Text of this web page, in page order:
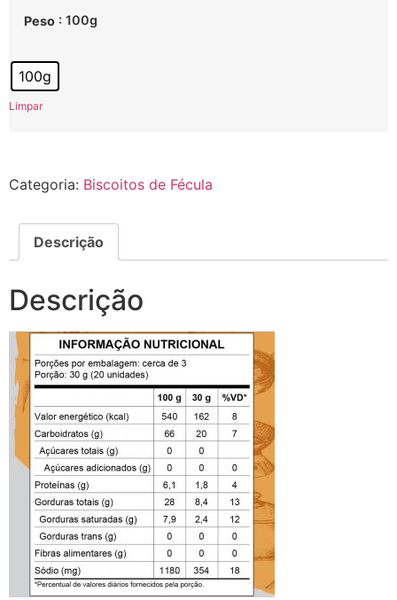
Peso : 100g
100g
Limpar
Categoria: Biscoitos de Fécula
Descrição
Descrição